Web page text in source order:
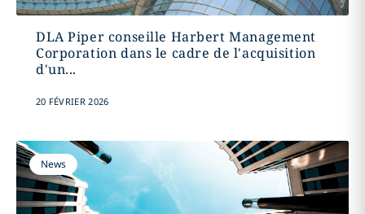
DLA Piper conseille Harbert Management
Corporation dans le cadre de l'acquisition
d'un...
20 FÉVRIER 2026
News